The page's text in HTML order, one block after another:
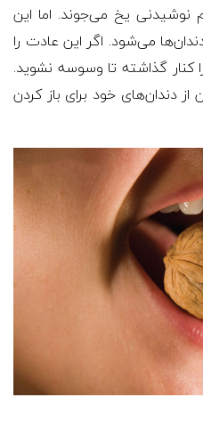
نوشیدنی یخ می‌جوند. اما این
می‌شود. اگر این عادت را
کنار گذاشته تا وسوسه نشوید.
از دندان‌های خود برای باز کردن